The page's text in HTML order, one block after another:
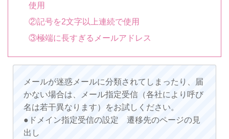
使用
②記号を2文字以上連続で使用
③極端に長すぎるメールアドレス
メールが迷惑メールに分類されてしまったり、届
かない場合は、メール指定受信（各社により呼び
名は若干異なります）をお試しください。
●ドメイン指定受信の設定 遷移先のページの見
出し